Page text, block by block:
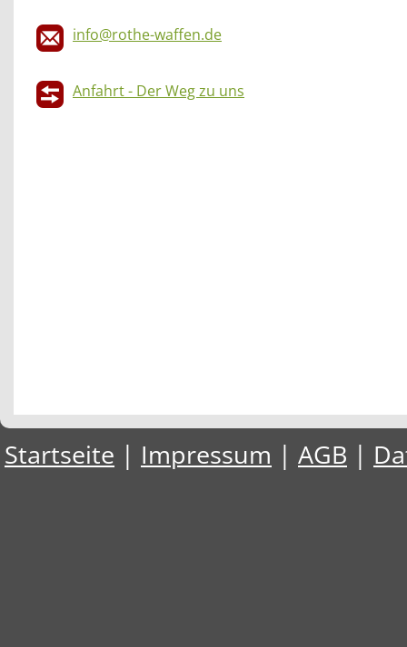
info@rothe-waffen.de
Anfahrt - Der Weg zu uns
Startseite | Impressum | AGB |